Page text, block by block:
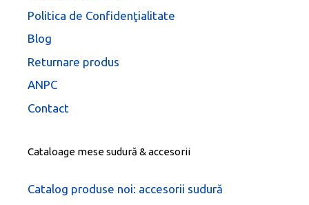
Politica de Confidenţialitate
Blog
Returnare produs
ANPC
Contact
Cataloage mese sudură & accesorii
Catalog produse noi: accesorii sudură